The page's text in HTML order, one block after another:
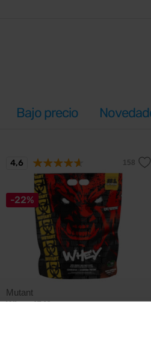
Bajo precio
-22%
Mutant
Whey 4540 g
4,6